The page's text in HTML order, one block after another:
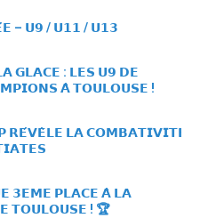
– 𝗨𝟵 / 𝗨𝟭𝟭 / 𝗨𝟭𝟯
𝗚𝗟𝗔𝗖𝗘 : 𝗟𝗘𝗦 𝗨𝟵 𝗗𝗘
𝗔̀ 𝗧𝗢𝗨𝗟𝗢𝗨𝗦𝗘 !
𝗥𝗘́𝗩𝗘̀𝗟𝗘 𝗟𝗔 𝗖𝗢𝗠𝗕𝗔𝗧𝗜𝗩𝗜𝗧𝗘́
𝟯𝗘𝗠𝗘 𝗣𝗟𝗔𝗖𝗘 𝗔̀ 𝗟𝗔
𝗧𝗢𝗨𝗟𝗢𝗨𝗦𝗘 ! 🏆